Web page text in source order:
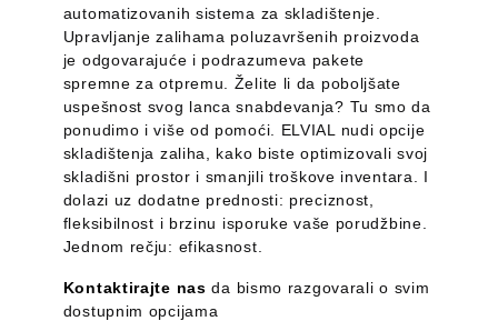
automatizovanih sistema za skladištenje.
Upravljanje zalihama poluzavršenih proizvoda
je odgovarajuće i podrazumeva pakete
spremne za otpremu. Želite li da poboljšate
uspešnost svog lanca snabdevanja? Tu smo da
ponudimo i više od pomoći. ELVIAL nudi opcije
skladištenja zaliha, kako biste optimizovali svoj
skladišni prostor i smanjili troškove inventara. I
dolazi uz dodatne prednosti: preciznost,
fleksibilnost i brzinu isporuke vaše porudžbine.
Jednom rečju: efikasnost.
Kontaktirajte nas da bismo razgovarali o svim
dostupnim opcijama